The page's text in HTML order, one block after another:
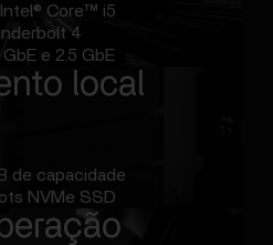
Intel® Core™ i5
4
GbE e 2.5 GbE
local
de capacidade
NVMe SSD